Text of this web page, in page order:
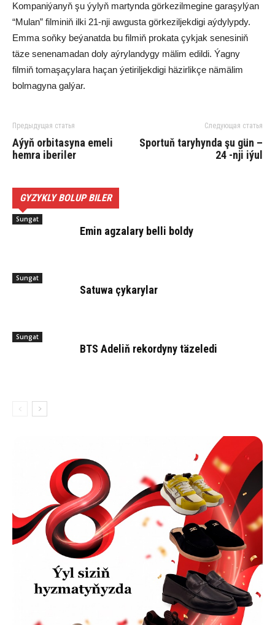
Kompaniýanyň şu ýylyň martynda görkezilmegine garaşylýan
“Mulan” filminiň ilki 21-nji awgusta görkeziljekdigi aýdylypdy.
Emma soňky beýanatda bu filmiň prokata çykjak senesiniň
täze senenamadan doly aýrylandygy mälim edildi. Ýagny
filmiň tomaşaçylara haçan ýetiriljekdigi häzirlikçe nämälim
bolmagyna galýar.
Предыдущая статья
Aýyň orbitasyna emeli
hemra iberiler
Следующая статья
Sportuň taryhynda şu gün –
24 -nji iýul
GYZYKLY BOLUP BILER
Sungat
Emin agzalary belli boldy
Sungat
Satuwa çykarylar
Sungat
BTS Ade­liň re­kor­dy­ny tä­ze­le­di